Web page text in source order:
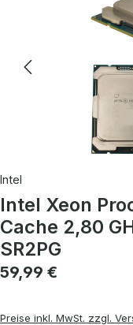
Intel
Intel Xeon
Cache 2,80
SR2PG
Regulärer Preis:
59,99 €
Preise inkl. MwSt. zzgl.